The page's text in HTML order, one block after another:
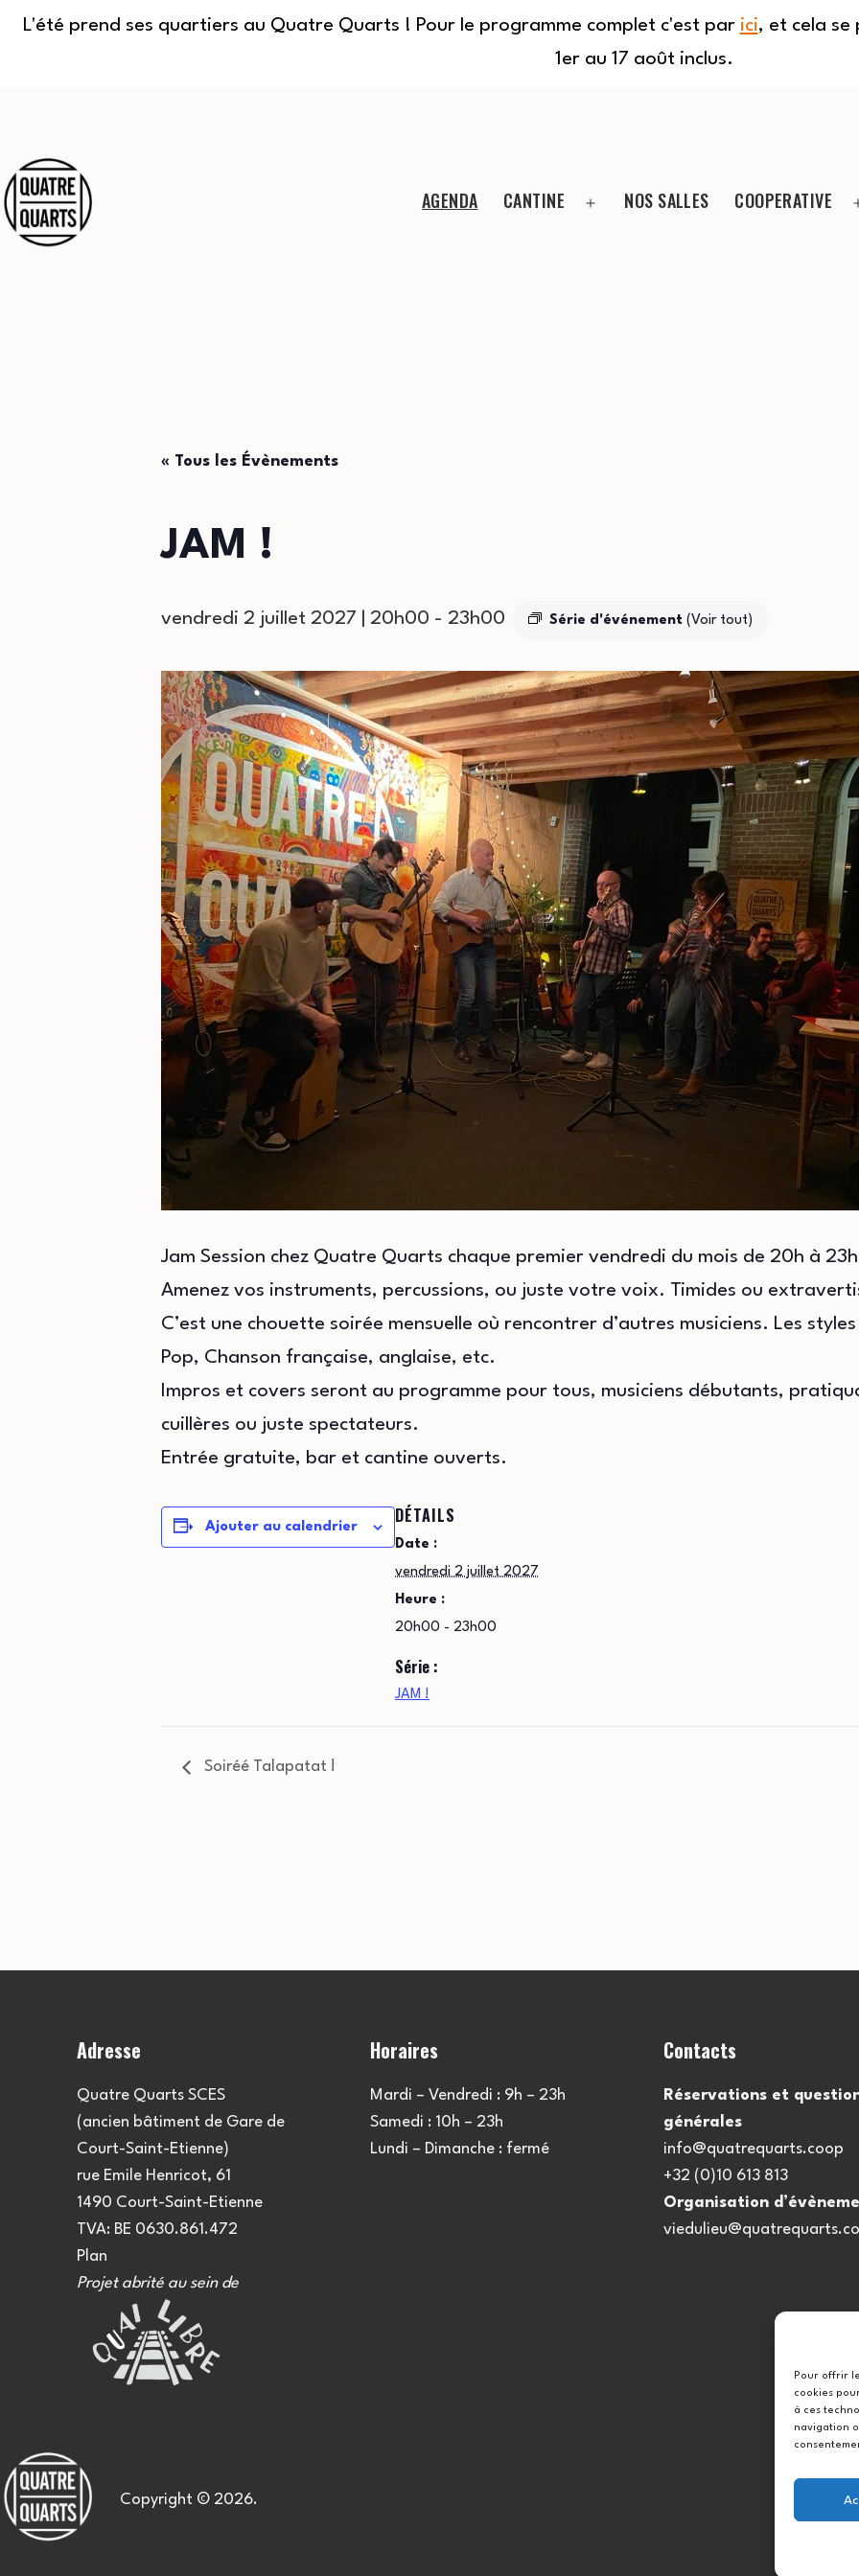
L'été prend ses quartiers au Quatre Quarts ! Pour le programme complet c'est par ici, et cela se
1er au 17 août inclus.
Pour offrir
cookies
à ces
navigation
contenu
AGENDA CANTINE NOS SALLES COOPERATIVE
« Tous les Évènements
JAM !
vendredi 2 juillet 2027 | 20h00 - 23h00 Série d'événement (Voir tout)
Jam Session chez Quatre Quarts chaque premier vendredi du mois de 20h à
Amenez vos instruments, percussions, ou juste votre voix. Timides ou
C’est une chouette soirée mensuelle où rencontrer d’autres musiciens. Les
Pop, Chanson française, anglaise, etc.
Impros et covers seront au programme pour tous, musiciens débutants,
cuillères ou juste spectateurs.
Entrée gratuite, bar et cantine ouverts.
Ajouter au calendrier
DÉTAILS
Date :
vendredi 2 juillet 2027
Heure :
20h00 - 23h00
Série :
JAM !
Soiréé Talapatat !
Adresse
Quatre Quarts SCES
(ancien bâtiment de Gare de
Court-Saint-Etienne)
rue Emile Henricot, 61
1490 Court-Saint-Etienne
TVA: BE 0630.861.472
Plan
Projet abrité au sein de
Horaires
Mardi – Vendredi : 9h – 23h
Samedi : 10h – 23h
Lundi – Dimanche : fermé
Contacts
Réservations et
générales
info@quatrequarts.coop
+32 (0)10 613 813
Organisation
Copyright © 2026.